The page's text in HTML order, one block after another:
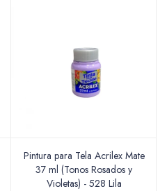
Pintura para Tela Acrilex Mate
37 ml (Tonos Rosados y
Violetas) - 528 Lila